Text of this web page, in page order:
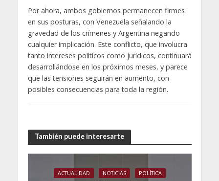
Por ahora, ambos gobiernos permanecen firmes
en sus posturas, con Venezuela señalando la
gravedad de los crímenes y Argentina negando
cualquier implicación. Este conflicto, que involucra
tanto intereses políticos como jurídicos, continuará
desarrollándose en los próximos meses, y parece
que las tensiones seguirán en aumento, con
posibles consecuencias para toda la región.
También puede interesarte
ACTUALIDAD NOTICIAS POLÍTICA